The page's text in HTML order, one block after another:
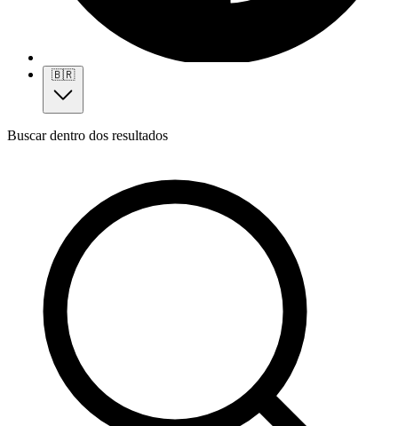
🇧🇷
Buscar dentro dos resultados